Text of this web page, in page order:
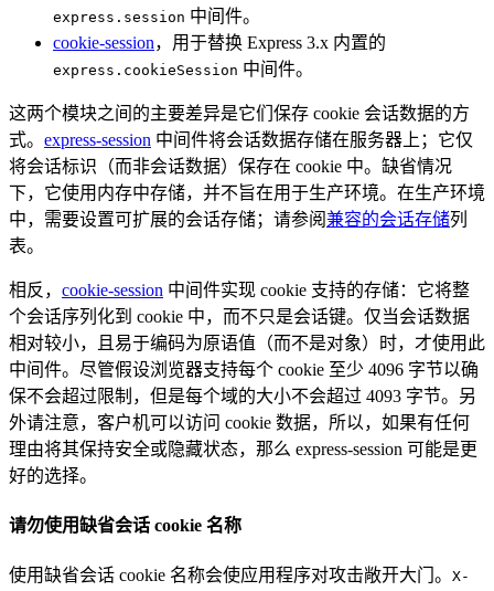
express.session 中间件。
cookie-session，用于替换 Express 3.x 内置的
express.cookieSession 中间件。
这两个模块之间的主要差异是它们保存 cookie 会话数据的方
式。 express-session 中间件将会话数据存储在服务器上；它仅
将会话标识（而非会话数据）保存在 cookie 中。缺省情况
下，它使用内存中存储，并不旨在用于生产环境。在生产环境
中，需要设置可扩展的会话存储；请参阅兼容的会话存储列
表。
相反， cookie-session 中间件实现 cookie 支持的存储：它将整
个会话序列化到 cookie 中，而不只是会话键。仅当会话数据
相对较小，且易于编码为原语值（而不是对象）时，才使用此
中间件。尽管假设浏览器支持每个 cookie 至少 4096 字节以确
保不会超过限制，但是每个域的大小不会超过 4093 字节。另
外请注意，客户机可以访问 cookie 数据，所以，如果有任何
理由将其保持安全或隐藏状态，那么 express-session 可能是更
好的选择。
请勿使用缺省会话 cookie 名称
使用缺省会话 cookie 名称会使应用程序对攻击敞开大门。 X-